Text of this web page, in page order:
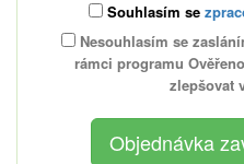
Souhlasím se
Nesouhlasím se
rámci programu
zlepšovat